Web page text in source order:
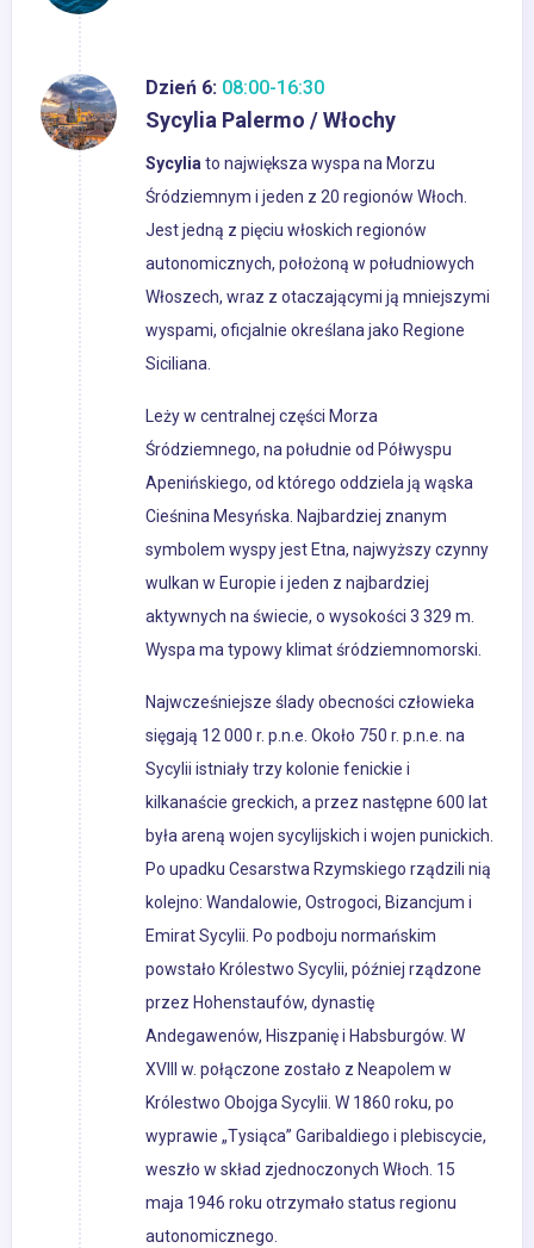
Dzień 6: 08:00-16:30
Sycylia Palermo / Włochy
Sycyliato największa wyspa na Morzu
Śródziemnym i jeden z 20 regionów Włoch.
Jest jedną z pięciu włoskich regionów
autonomicznych, położoną w południowych
Włoszech, wraz z otaczającymi ją mniejszymi
wyspami, oficjalnie określana jako Regione
Siciliana.
Leży w centralnej części Morza
Śródziemnego, na południe od Półwyspu
Apenińskiego, od którego oddziela ją wąska
Cieśnina Mesyńska. Najbardziej znanym
symbolem wyspy jest Etna, najwyższy czynny
wulkan w Europie i jeden z najbardziej
aktywnych na świecie, o wysokości 3 329 m.
Wyspa ma typowy klimat śródziemnomorski.
Najwcześniejsze ślady obecności człowieka
sięgają 12 000 r. p.n.e. Około 750 r. p.n.e. na
Sycylii istniały trzy kolonie fenickie i
kilkanaście greckich, a przez następne 600 lat
była areną wojen sycylijskich i wojen punickich.
Po upadku Cesarstwa Rzymskiego rządzili nią
kolejno: Wandalowie, Ostrogoci, Bizancjum i
Emirat Sycylii. Po podboju normańskim
powstało Królestwo Sycylii, później rządzone
przez Hohenstaufów, dynastię
Andegawenów, Hiszpanię i Habsburgów. W
XVIII w. połączone zostało z Neapolem w
Królestwo Obojga Sycylii. W 1860 roku, po
wyprawie „Tysiąca” Garibaldiego i plebiscycie,
weszło w skład zjednoczonych Włoch. 15
maja 1946 roku otrzymało status regionu
autonomicznego.